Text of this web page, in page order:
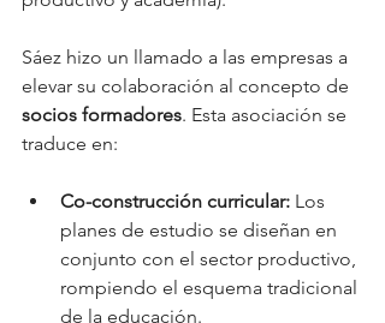
Sáez hizo un llamado a las empresas a
elevar su colaboración al concepto de
socios formadores. Esta asociación se
traduce en:
Co-construcción curricular: Los
planes de estudio se diseñan en
conjunto con el sector productivo,
rompiendo el esquema tradicional
de la educación.